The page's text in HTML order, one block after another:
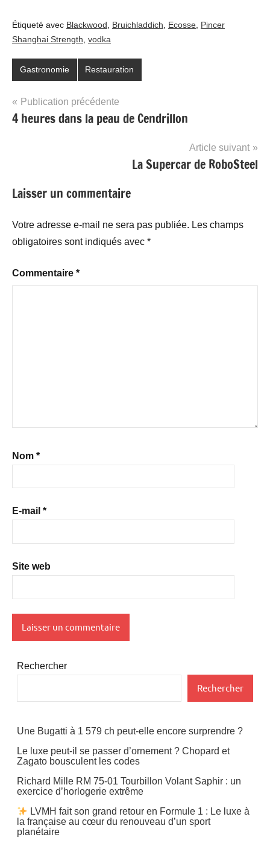
Étiqueté avec Blackwood Bruichladdich Ecosse Pincer
Shanghai Strength vodka
Gastronomie Restauration
Navigation
de
Publication précédente
4 heures dans la peau de Cendrillon
Article suivant
La Supercar de RoboSteel
Laisser un commentaire
Votre adresse e-mail ne sera pas publiée. Les champs
obligatoires sont indiqués avec *
Commentaire *
Nom *
E-mail *
Site web
Rechercher
Rechercher
Une Bugatti à 1 579 ch peut-elle encore surprendre ?
Le luxe peut-il se passer d’ornement ? Chopard et
Zagato bousculent les codes
Richard Mille RM 75-01 Tourbillon Volant Saphir : un
exercice d’horlogerie extrême
LVMH fait son grand retour en Formule 1 : Le luxe à
la française au cœur du renouveau d’un sport
planétaire